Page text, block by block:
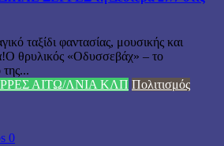
φαντασίας, μουσικής και
θρυλικός «Οδυσσεβάχ» – το
ΑΙΤΩ/ΛΝΙΑ ΚΛΠ Πολιτισμός
0